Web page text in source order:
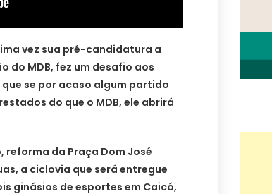
vez sua pré-candidatura a
do MDB, fez um desafio aos
se por acaso algum partido
do que o MDB, ele abrirá
reforma da Praça Dom José
a ciclovia que será entregue
ginásios de esportes em Caicó,